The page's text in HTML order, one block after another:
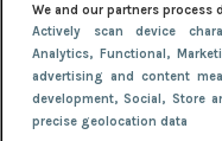
We and our partners process
Actively scan device
Analytics, Functional,
advertising and content
development, Social, Store
precise geolocation data